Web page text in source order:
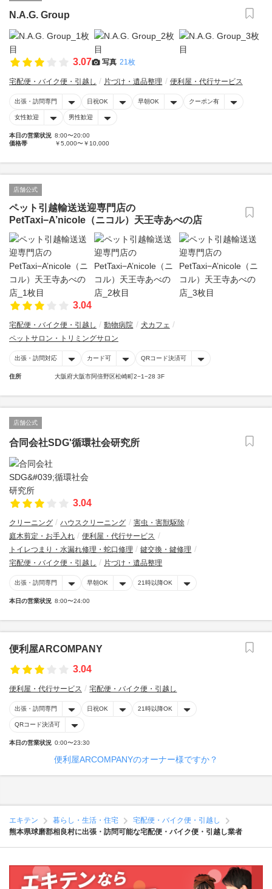
N.A.G. Group
3.07 写真 21枚
宅配便・バイク便・引越し 片づけ・遺品整理 便利屋・代行サービス
出張・訪問専門 日祝OK 早朝OK クーポン有
女性歓迎 男性歓迎
本日の営業状況 8:00〜20:00
価格帯
￥5,000〜￥10,000
店舗公式
ペット引越輸送送迎専門店の
PetTaxi−A’nicole（ニコル）天王寺あべの店
3.04
宅配便・バイク便・引越し 動物病院
犬カフェ
ペットサロン・トリミングサロン
出張・訪問対応 カード可 QRコード決済可
住所 大阪府大阪市阿倍野区松崎町2−1−28 3F
店舗公式
合同会社SDG'循環社会研究所
3.04
クリーニング ハウスクリーニング
害虫・害獣駆除
庭木剪定・お手入れ
便利屋・代行サービス
トイレつまり・水漏れ修理・蛇口修理
鍵交換・鍵修理
宅配便・バイク便・引越し
片づけ・遺品整理
出張・訪問専門 早朝OK 21時以降OK
本日の営業状況 8:00〜24:00
便利屋ARCOMPANY
3.04
便利屋・代行サービス 宅配便・バイク便・引越し
出張・訪問専門 日祝OK 21時以降OK
QRコード決済可
本日の営業状況 0:00〜23:30
便利屋ARCOMPANYのオーナー様ですか？
エキテン 暮らし・生活・住宅
宅配便・バイク便・引越し
熊本県球磨郡相良村に出張・訪問可能な宅配便・バイク便・引越し業者